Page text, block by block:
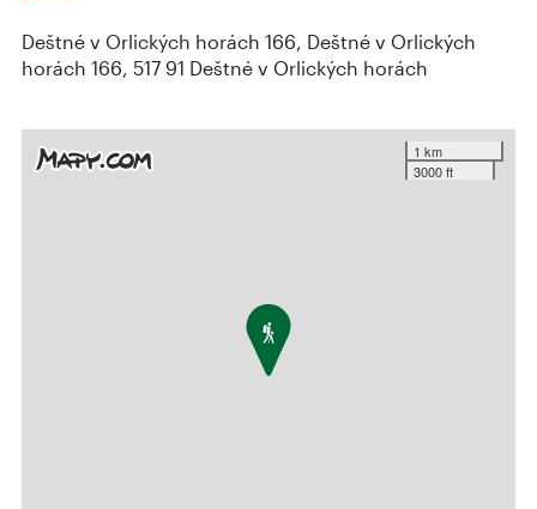
Deštné v Orlických horách 166, Deštné v Orlických
horách 166, 517 91 Deštné v Orlických horách
1 km
3000 ft